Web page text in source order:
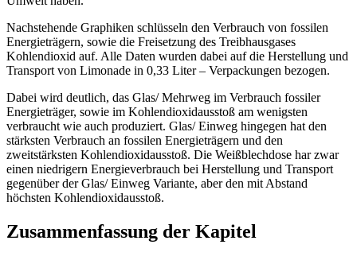
Nachstehende Graphiken schlüsseln den Verbrauch von fossilen
Energieträgern, sowie die Freisetzung des Treibhausgases
Kohlendioxid auf. Alle Daten wurden dabei auf die Herstellung und
Transport von Limonade in 0,33 Liter – Verpackungen bezogen.
Dabei wird deutlich, das Glas/ Mehrweg im Verbrauch fossiler
Energieträger, sowie im Kohlendioxidausstoß am wenigsten
verbraucht wie auch produziert. Glas/ Einweg hingegen hat den
stärksten Verbrauch an fossilen Energieträgern und den
zweitstärksten Kohlendioxidausstoß. Die Weißblechdose har zwar
einen niedrigern Energieverbrauch bei Herstellung und Transport
gegenüber der Glas/ Einweg Variante, aber den mit Abstand
höchsten Kohlendioxidausstoß.
Zusammenfassung der Kapitel